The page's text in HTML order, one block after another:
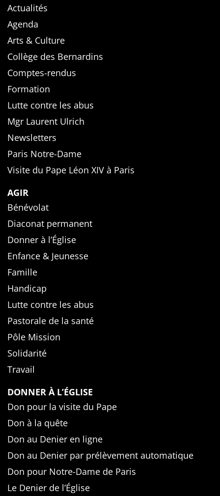
Actualités
Agenda
Arts & Culture
Collège des Bernardins
Comptes-rendus
Formation
Lutte contre les abus
Mgr Laurent Ulrich
Newsletters
Paris Notre-Dame
Visite du Pape Léon XIV à Paris
AGIR
Bénévolat
Diaconat permanent
Donner à l’Église
Enfance & Jeunesse
Famille
Handicap
Lutte contre les abus
Pastorale de la santé
Pôle Mission
Solidarité
Travail
DONNER À L’ÉGLISE
Don pour la visite du Pape
Don à la quête
Don au Denier en ligne
Don au Denier par prélèvement automatique
Don pour Notre-Dame de Paris
Le Denier de l’Église